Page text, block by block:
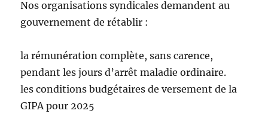
Nos organisations syndicales demandent au
gouvernement de rétablir :
la rémunération complète, sans carence,
pendant les jours d’arrêt maladie ordinaire.
les conditions budgétaires de versement de la
GIPA pour 2025